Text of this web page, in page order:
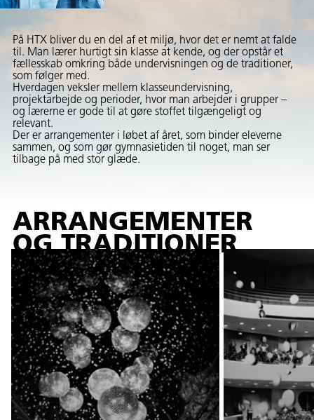
På HTX bliver du en del af et miljø, hvor det er nemt at falde
til. Man lærer hurtigt sin klasse at kende, og der opstår et
fællesskab omkring både undervisningen og de traditioner,
som følger med.
Hverdagen veksler mellem klasseundervisning,
projektarbejde og perioder, hvor man arbejder i grupper –
og lærerne er gode til at gøre stoffet tilgængeligt og
relevant.
Der er arrangementer i løbet af året, som binder eleverne
sammen, og som gør gymnasietiden til noget, man ser
tilbage på med stor glæde.
ARRANGEMENTER
OG TRADITIONER